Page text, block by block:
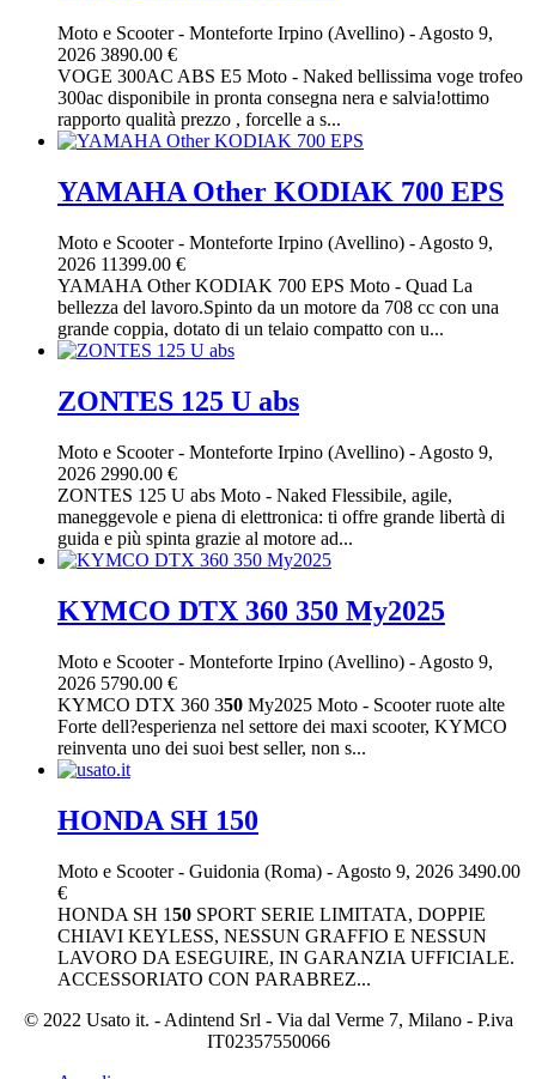
Moto e Scooter- Monteforte Irpino (Avellino) -Agosto 9,
2026 3890.00 €
VOGE 300AC ABS E5 Moto - Naked bellissima voge trofeo
300ac disponibile in pronta consegna nera e salvia!ottimo
rapporto qualità prezzo , forcelle a s...
YAMAHA Other KODIAK 700 EPS
Moto e Scooter- Monteforte Irpino (Avellino) - Agosto 9,
2026 11399.00 €
YAMAHA Other KODIAK 700 EPS Moto - Quad La
bellezza del lavoro.Spinto da un motore da 708 cc con una
grande coppia, dotato di un telaio compatto con u...
ZONTES 125 U abs
Moto e Scooter- Monteforte Irpino (Avellino) - Agosto 9,
2026 2990.00 €
ZONTES 125 U abs Moto - Naked Flessibile, agile,
maneggevole e piena di elettronica: ti offre grande libertà di
guida e più spinta grazie al motore ad...
KYMCO DTX 360 350 My2025
Moto e Scooter- Monteforte Irpino (Avellino) - Agosto 9,
2026 5790.00 €
KYMCO DTX 360 350 My2025 Moto - Scooter ruote alte
Forte dell?esperienza nel settore dei maxi scooter, KYMCO
reinventa uno dei suoi best seller, non s...
HONDA SH 150
Moto e Scooter- Guidonia (Roma) - Agosto 9, 2026 3490.00
€
HONDA SH 150 SPORT SERIE LIMITATA, DOPPIE
CHIAVI KEYLESS, NESSUN GRAFFIO E NESSUN
LAVORO DA ESEGUIRE, IN GARANZIA UFFICIALE.
ACCESSORIATO CON PARABREZ...
© 2022 Usato it. - Adintend Srl - Via dal Verme 7, Milano - P.iva
IT02357550066